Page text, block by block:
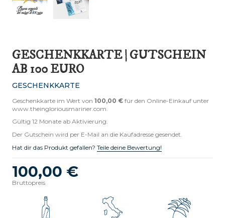
GESCHENKKARTE | GUTSCHEIN
AB 100 EURO
GESCHENKKARTE
Geschenkkarte im Wert von 100,00 €für den Online-Einkauf unter
www.theingloriousmariner.com
Gültig 12 Monate ab Aktivierung.
Der Gutschein wird per E-Mail an die Kaufadresse gesendet.
Hat dir das Produkt gefallen? Teile deine Bewertung!
100,00 €
Bruttopreis